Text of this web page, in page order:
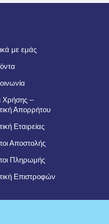
με εμάς
Χρήσης –
Απορρήτου
Εταιρείας
Αποστολής
Πληρωμής
Επιστροφών